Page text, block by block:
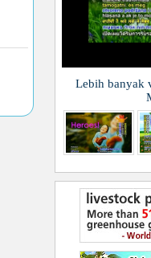
Lebih banyak